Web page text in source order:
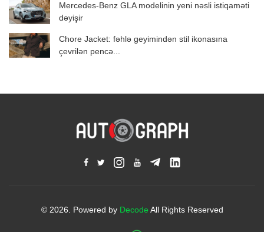
Mercedes-Benz GLA modelinin yeni nəsli istiqaməti
dəyişir
Chore Jacket: fəhlə geyimindən stil ikonasına
çevrilən pencə...
© 2026. Powered by Decode All Rights Reserved